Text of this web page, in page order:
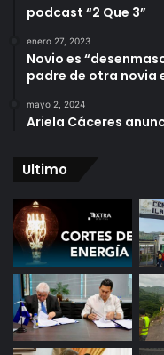
podcast “2 Que 3”
enero 27, 2023
Novio es
padre de otra novia
mayo 2, 2024
Ariela Cáceres
Ultimo